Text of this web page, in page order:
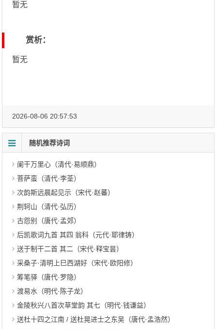
暂无
赏析：
暂无
2026-08-06 20:57:53
随机推荐诗词
阑干万里心（清代·易顺鼎）
菩萨蛮（清代·李荃）
次韵斯远晨起见示（宋代·赵蕃）
荆轲山（清代·弘历）
古怨别（唐代·孟郊）
后凯歌词九首 其四 翁科（元代·耶律铸）
送于制干二首 其二（宋代·释宝昙）
采桑子·清明上巳西湖好（宋代·欧阳修）
筹笔驿（唐代·罗隐）
渡易水（明代·陈子龙）
金陵秋兴八首次草堂韵 其七（明代·钱谦益）
送杜十四之江南 / 送杜晃进士之东吴（唐代·孟浩然）